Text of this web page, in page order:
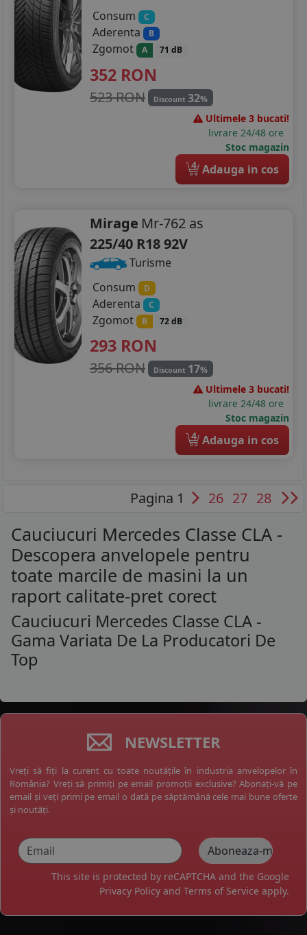
Consum
C
Aderenta B
Zgomot A 71 dB
352 RON
523 RON Discount 32%
Ultimele 3 bucati!
livrare 24/48 ore
Stoc magazin
4 Adauga in cos
Mirage Mr-762 as
225/40 R18 92V
Turisme
Consum
D
Aderenta C
Zgomot B 72 dB
293 RON
356 RON Discount 17%
Ultimele 3 bucati!
livrare 24/48 ore
Stoc magazin
4 Adauga in cos
Pagina 1 26 27 28
Cauciucuri Mercedes Classe CLA -
Descopera anvelopele pentru
toate marcile de masini la un
raport calitate-pret corect
Cauciucuri Mercedes Classe CLA -
Gama Variata De La Producatori De
Top
NEWSLETTER
Vreți să fiți la curent cu toate noutățile în industria anvelopelor în
România? Vreți să primiți pe email promoții exclusive? Abonați-vă pe
email și veți primi pe email o dată pe săptămână cele mai bune oferte
și noutăți.
This site is protected by reCAPTCHA and the Google
Privacy Policy and Terms of Service apply.